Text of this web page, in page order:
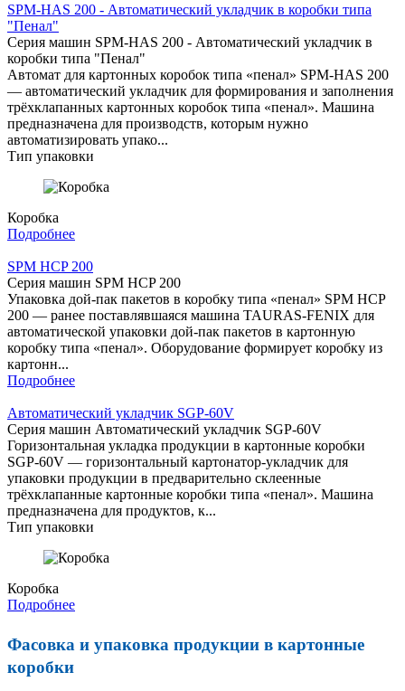
SPM-HAS 200 - Автоматический укладчик в коробки типа
"Пенал"
Серия машин SPM-HAS 200 - Автоматический укладчик в
коробки типа "Пенал"
Автомат для картонных коробок типа «пенал» SPM-HAS 200
— автоматический укладчик для формирования и заполнения
трёхклапанных картонных коробок типа «пенал». Машина
предназначена для производств, которым нужно
автоматизировать упако...
Тип упаковки
Коробка
Подробнее
SPM HCP 200
Серия машин SPM HCP 200
Упаковка дой-пак пакетов в коробку типа «пенал» SPM HCP
200 — ранее поставлявшаяся машина TAURAS-FENIX для
автоматической упаковки дой-пак пакетов в картонную
коробку типа «пенал». Оборудование формирует коробку из
картонн...
Подробнее
Автоматический укладчик SGP-60V
Серия машин Автоматический укладчик SGP-60V
Горизонтальная укладка продукции в картонные коробки
SGP-60V — горизонтальный картонатор-укладчик для
упаковки продукции в предварительно склеенные
трёхклапанные картонные коробки типа «пенал». Машина
предназначена для продуктов, к...
Тип упаковки
Коробка
Подробнее
Фасовка и упаковка продукции в картонные
коробки